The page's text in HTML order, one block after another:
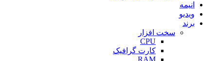
انیمه
ویدیو
برند
سخت افزار
CPU
کارت گرافیک
RAM